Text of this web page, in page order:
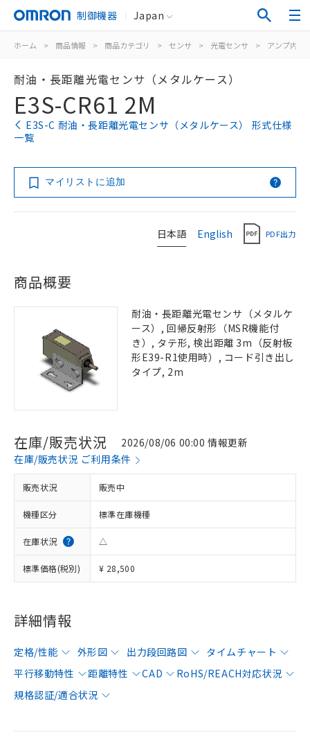
制御機器 Japan
ホーム > 商品情報 > 商品カテゴリ > センサ > 光電センサ > アンプ内蔵
耐油・長距離光電センサ（メタルケース）
E3S-CR61 2M
E3S-C 耐油・長距離光電センサ（メタルケース） 形式仕様
一覧
マイリストに追加
日本語 English PDF出力
商品概要
耐油・長距離光電センサ（メタルケ
ース）, 回帰反射形（MSR機能付
き）, タテ形, 検出距離 3m（反射板
形E39-R1使用時）, コード引き出し
タイプ, 2m
在庫/販売状況
2026/08/06 00:00 情報更新
在庫/販売状況 ご利用条件
販売状況 販売中
機種区分 標準在庫機種
在庫状況 △
標準価格(税別) ¥ 28,500
詳細情報
定格/性能 外形図 出力段回路図
タイムチャート
平行移動特性
距離特性 CAD
RoHS/REACH対応状況
規格認証/適合状況